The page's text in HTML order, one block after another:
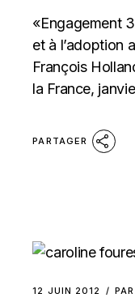
«Engagement
et à l’adoption
François
la France,
PARTAGER
12 JUIN 2012 PAR